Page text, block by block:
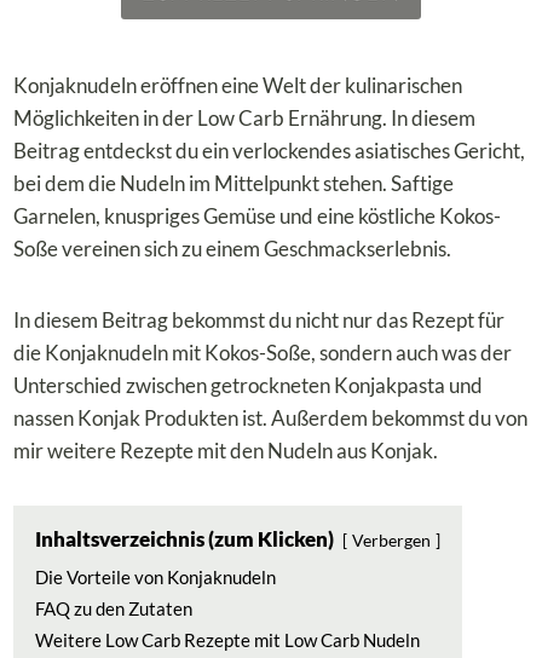
Konjaknudeln eröffnen eine Welt der kulinarischen
Möglichkeiten in der Low Carb Ernährung. In diesem
Beitrag entdeckst du ein verlockendes asiatisches Gericht,
bei dem die Nudeln im Mittelpunkt stehen. Saftige
Garnelen, knuspriges Gemüse und eine köstliche Kokos-
Soße vereinen sich zu einem Geschmackserlebnis.
In diesem Beitrag bekommst du nicht nur das Rezept für
die Konjaknudeln mit Kokos-Soße, sondern auch was der
Unterschied zwischen getrockneten Konjakpasta und
nassen Konjak Produkten ist. Außerdem bekommst du von
mir weitere Rezepte mit den Nudeln aus Konjak.
Inhaltsverzeichnis (zum Klicken) Verbergen
Die Vorteile von Konjaknudeln
FAQ zu den Zutaten
Weitere Low Carb Rezepte mit Low Carb Nudeln